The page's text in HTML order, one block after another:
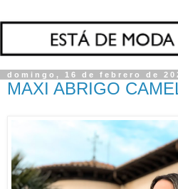
domingo, 16 de febrero de
MAXI ABRIGO